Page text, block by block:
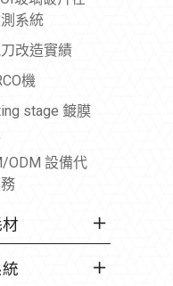
系統
改造實績
機
stage 鍍膜
ODM 設備代